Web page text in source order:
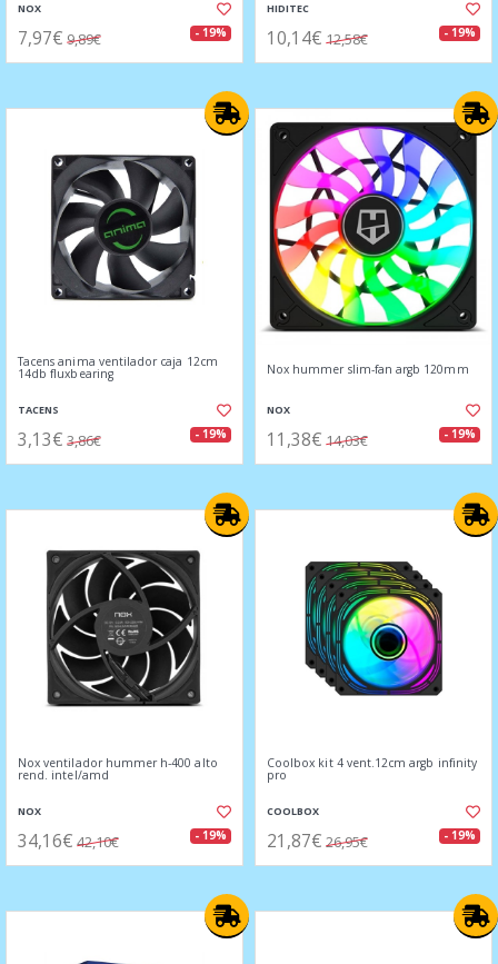
NOX
7,97€ 9,89€ - 19%
HIDITEC
10,14€ 12,58€ - 19%
Tacens anima ventilador caja 12cm
14db fluxbearing
TACENS
3,13€ 3,86€ - 19%
Nox hummer slim-fan argb 120mm
NOX
11,38€ 14,03€ - 19%
Nox ventilador hummer h-400 alto
rend. intel/amd
NOX
34,16€ 42,10€ - 19%
Coolbox kit 4 vent.12cm argb infinity
pro
COOLBOX
21,87€ 26,95€ - 19%